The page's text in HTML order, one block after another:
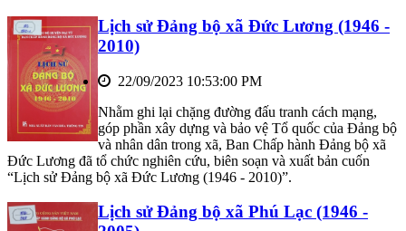
Lịch sử Đảng bộ xã Đức Lương (1946 -
2010)
22/09/2023 10:53:00 PM
Nhằm ghi lại chặng đường đấu tranh cách mạng,
góp phần xây dựng và bảo vệ Tổ quốc của Đảng bộ
và nhân dân trong xã, Ban Chấp hành Đảng bộ xã
Đức Lương đã tổ chức nghiên cứu, biên soạn và xuất bản cuốn
“Lịch sử Đảng bộ xã Đức Lương (1946 - 2010)”.
Lịch sử Đảng bộ xã Phú Lạc (1946 -